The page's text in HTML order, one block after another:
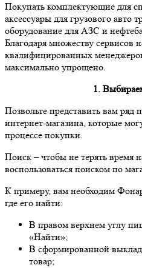
Покупать комплектующие для
аксессуары для грузового авто
оборудование для АЗС и
Благодаря множеству сервисов
квалифицированных
максимально упрощено.
1.
Позвольте представить вам ряд
интернет-магазина, которые
процессе покупки.
Поиск– чтобы не терять время
воспользоваться поиском по
К примеру, вам необходим
где его найти:
В правом верхнем углу
«Найти»;
В сформированной
товар;